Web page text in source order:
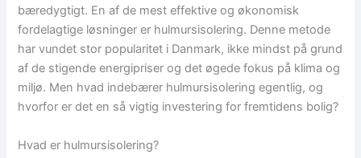
bæredygtigt. En af de mest effektive og økonomisk
fordelagtige løsninger er hulmursisolering. Denne metode
har vundet stor popularitet i Danmark, ikke mindst på grund
af de stigende energipriser og det øgede fokus på klima og
miljø. Men hvad indebærer hulmursisolering egentlig, og
hvorfor er det en så vigtig investering for fremtidens bolig?
Hvad er hulmursisolering?